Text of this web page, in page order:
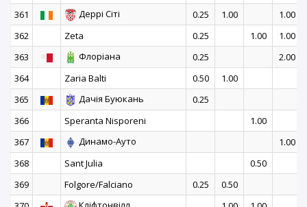
361
Деррі Сіті 0.25 1.00
1.00
362
Zeta 0.25 1.00
1.00
363
Флоріана 0.25
2.00
364
Zaria Balti 0.50
1.00
365
Дачія Буюкань
0.25
366
Speranta Nisporeni
1.00
367
Динамо-Ауто
1.00
368
Sant Julia
0.50
369
Folgore/Falciano 0.25
0.50